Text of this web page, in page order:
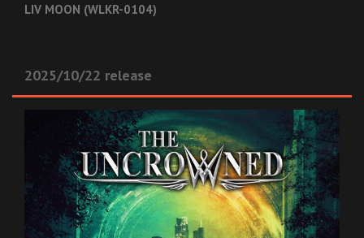
LIV MOON (WLKR-0104)
2025/10/22 release